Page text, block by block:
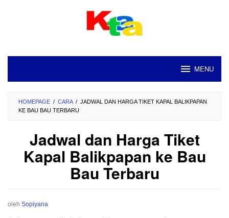
MENU
HOMEPAGE / CARA / JADWAL DAN HARGA TIKET KAPAL BALIKPAPAN
KE BAU BAU TERBARU
Jadwal dan Harga Tiket
Kapal Balikpapan ke Bau
Bau Terbaru
oleh Sopiyana